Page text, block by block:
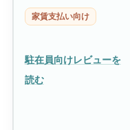
家賃支払い向け
駐在員向けレビューを
読む